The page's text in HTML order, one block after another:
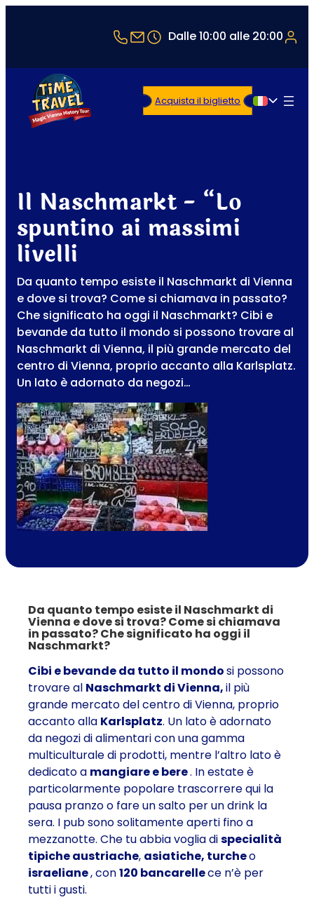
+43 1 5321514
office@timetravel-vienna.at
Dalle 10:00 alle 20:00
Italiano
Acquista il biglietto
Il Naschmarkt - “Lo
spuntino ai massimi
livelli
Da quanto tempo esiste il Naschmarkt di Vienna
e dove si trova? Come si chiamava in passato?
Che significato ha oggi il Naschmarkt? Cibi e
bevande da tutto il mondo si possono trovare al
Naschmarkt di Vienna, il più grande mercato del
centro di Vienna, proprio accanto alla Karlsplatz.
Un lato è adornato da negozi…
Da quanto tempo esiste il Naschmarkt di
Vienna e dove si trova? Come si chiamava
in passato? Che significato ha oggi il
Naschmarkt?
Cibi e bevande da tutto il mondosi possono
trovare al Naschmarkt di Vienna,il più
grande mercato del centro di Vienna, proprio
accanto alla Karlsplatz. Un lato è adornato
da negozi di alimentari con una gamma
multiculturale di prodotti, mentre l’altro lato è
dedicato a mangiare e bere. In estate è
particolarmente popolare trascorrere qui la
pausa pranzo o fare un salto per un drink la
sera. I pub sono solitamente aperti fino a
mezzanotte. Che tu abbia voglia dispecialità
tipiche austriache, asiatiche, turcheo
israeliane, con120 bancarellece n’è per
tutti i gusti.